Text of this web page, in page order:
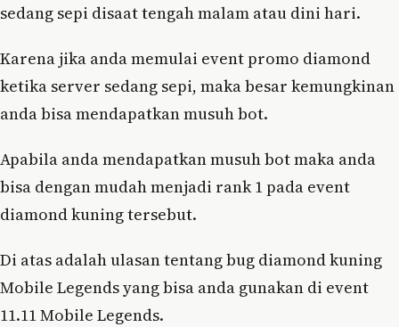
sedang sepi disaat tengah malam atau dini hari.
Karena jika anda memulai event promo diamond
ketika server sedang sepi, maka besar kemungkinan
anda bisa mendapatkan musuh bot.
Apabila anda mendapatkan musuh bot maka anda
bisa dengan mudah menjadi rank 1 pada event
diamond kuning tersebut.
Di atas adalah ulasan tentang bug diamond kuning
Mobile Legends yang bisa anda gunakan di event
11.11 Mobile Legends.